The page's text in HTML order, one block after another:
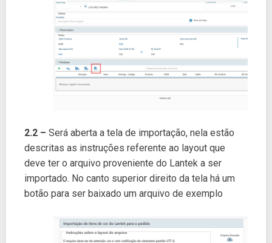
2.2 – Será aberta a tela de importação, nela estão
descritas as instruções referente ao layout que
deve ter o arquivo proveniente do Lantek a ser
importado. No canto superior direito da tela há um
botão para ser baixado um arquivo de exemplo